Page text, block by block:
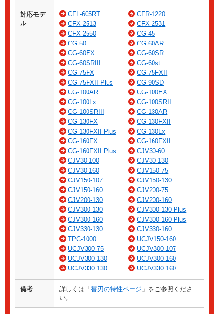
対応モデ
ル
CFL-605RT
CFR-1220
CFX-2513
CFX-2531
CFX-2550
CG-45
CG-50
CG-60AR
CG-60EX
CG-60SR
CG-60SRIII
CG-60st
CG-75FX
CG-75FXII
CG-75FXII Plus
CG-90SD
CG-100AR
CG-100EX
CG-100Lx
CG-100SRII
CG-100SRIII
CG-130AR
CG-130FX
CG-130FXII
CG-130FXII Plus
CG-130Lx
CG-160FX
CG-160FXII
CG-160FXII Plus
CJV30-60
CJV30-100
CJV30-130
CJV30-160
CJV150-75
CJV150-107
CJV150-130
CJV150-160
CJV200-75
CJV200-130
CJV200-160
CJV300-130
CJV300-130 Plus
CJV300-160
CJV300-160 Plus
CJV330-130
CJV330-160
TPC-1000
UCJV150-160
UCJV300-75
UCJV300-107
UCJV300-130
UCJV300-160
UCJV330-130
UCJV330-160
備考 詳しくは「 替刃の特性ページ 」をご参照くださ
い。